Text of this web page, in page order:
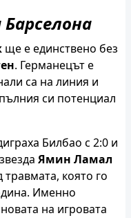
ще е единствено без
. Германецът е
са на линия и
си потенциал
Билбао с 2:0 и
Ямин Ламал
травмата, която го
Именно
на игровата